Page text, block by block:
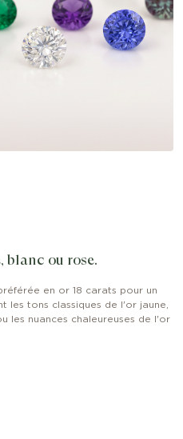
blanc ou rose.
en or 18 carats pour un
les tons classiques de l'or jaune,
les nuances chaleureuses de l'or